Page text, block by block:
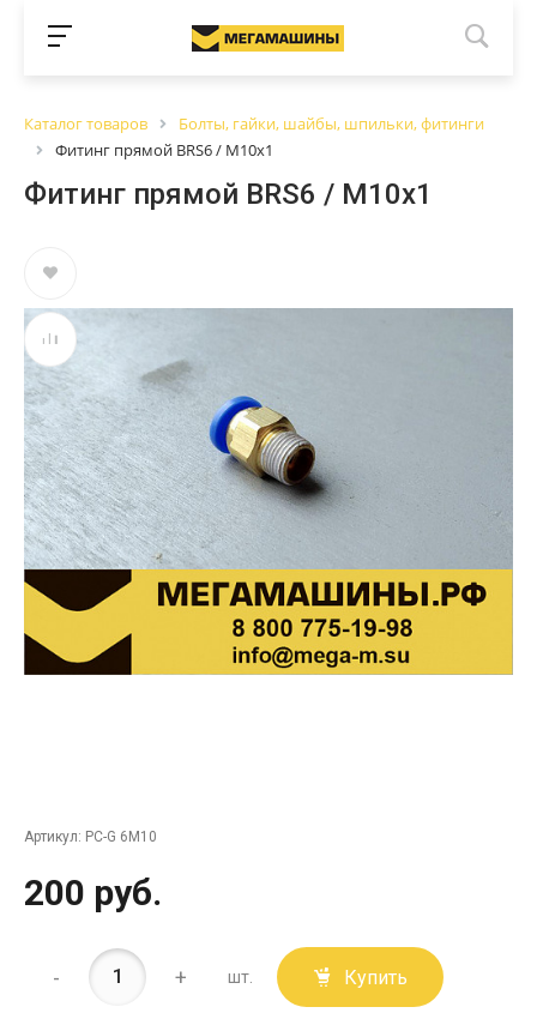
Каталог товаров
Болты, гайки, шайбы, шпильки, фитинги
Фитинг прямой BRS6 / M10х1
Фитинг прямой BRS6 / M10х1
Артикул: PC-G 6M10
200 руб.
- + шт. Купить